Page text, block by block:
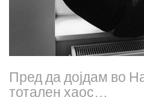
Пред да дојдам во
тотален хаос…